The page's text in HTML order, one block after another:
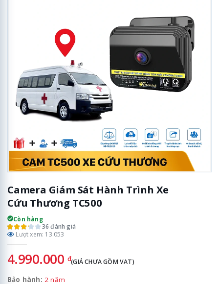
Camera Giám Sát Hành Trình Xe
Cứu Thương TC500
Còn hàng
36 đánh giá
Lượt xem: 13.053
4.990.000 đ(GIÁ CHƯA GỒM VAT)
Bảo hành: 2 năm